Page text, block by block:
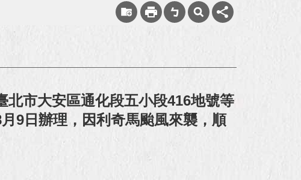
市大安區通化段五小段416地號等
9日辦理，因利奇馬颱風來襲，順